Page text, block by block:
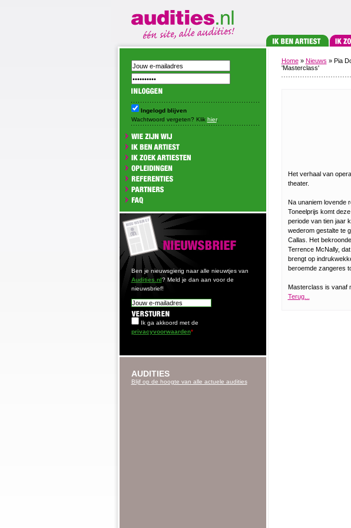
Ingelogd blijven
Wachtwoord vergeten? Klik hier.
Ben je nieuwsgierig naar alle nieuwtjes van
Audities.nl? Meld je dan aan voor de
nieuwsbrief!
Ik ga akkoord met de
privacyvoorwaarden*
AUDITIES
Blijf op de hoogte van alle actuele audities
Home » Nieuws » Pia
'Masterclass'
Het verhaal van
theater.
Na unaniem lovende
Toneelprijs komt
periode van tien jaar
wederom gestalte te
Callas. Het
Terrence McNally,
brengt op
beroemde zangeres
Masterclass is vanaf
Terug...